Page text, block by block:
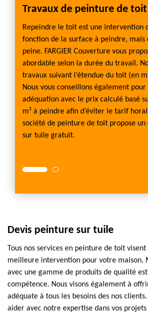
Travaux de peinture de toit
Repeindre le toit est une intervention
fonction de la surface à peindre, mais
peine. FARGIER Couverture vous
abordable selon la durée du travail.
travaux suivant l’étendue du toit (en
Nous vous conseillons également
adéquation avec le prix calculé basé
m² à peindre afin d’éviter le tarif
société de peinture de toit propose un
sur tuile gratuit.
Devis peinture sur tuile
Tous nos services en peinture de toit visent
meilleure intervention pour votre maison.
avec une gamme de produits de qualité
compétence. Nous visons également à
adéquate à tous les besoins des nos clients.
aider avec notre expertise dans vos